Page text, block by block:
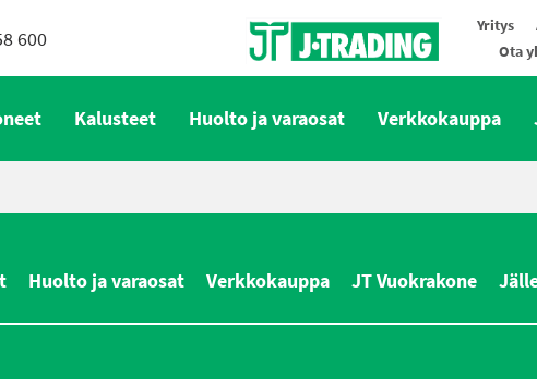
600 Yritys
Ota
Kalusteet Huolto ja varaosat Verkkokauppa
Huolto ja varaosat Verkkokauppa JT Vuokrakone